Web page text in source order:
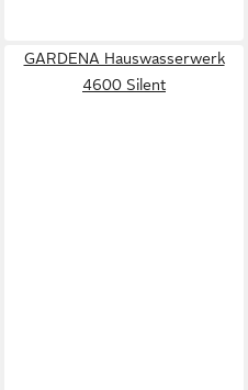
GARDENA Hauswasserwerk
4600 Silent